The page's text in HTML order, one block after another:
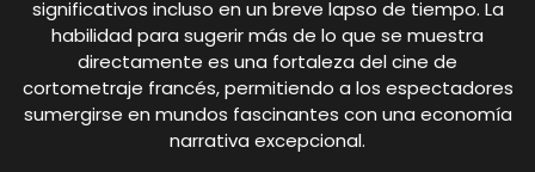
significativos incluso en un breve lapso de tiempo. La
habilidad para sugerir más de lo que se muestra
directamente es una fortaleza del cine de
cortometraje francés, permitiendo a los espectadores
sumergirse en mundos fascinantes con una economía
narrativa excepcional.